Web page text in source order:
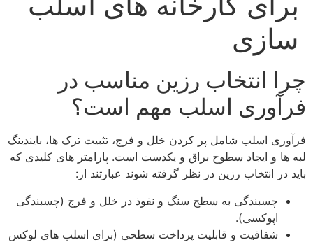
سازی
چرا انتخاب رزین مناسب در
فرآوری اسلب مهم است؟
فرآوری اسلب شامل پر کردن خلل‌ و فرج، تثبیت ترک‌ ها، بایندینگ
لبه‌ ها و ایجاد سطوح براق و یکدست است. پارامتر های کلیدی که
باید در انتخاب رزین در نظر گرفته شوند عبارتند از:
چسبندگی به سطح سنگ و نفوذ در خلل‌ و فرج (چسبندگی
اپوکسی).
شفافیت و قابلیت پرداخت سطحی (برای اسلب‌ های لوکس